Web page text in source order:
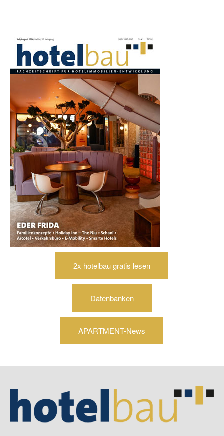
2x hotelbau gratis lesen
Datenbanken
APARTMENT-News